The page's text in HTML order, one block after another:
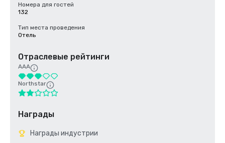
Номера для гостей
132
Тип места проведения
Отель
Отраслевые рейтинги
AAA
Northstar
Награды
Награды индустрии